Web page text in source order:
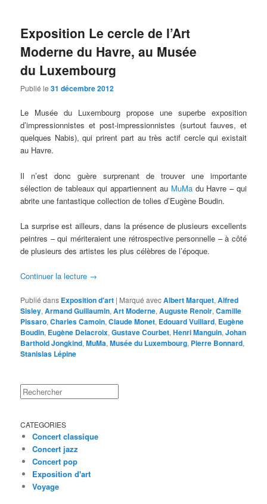
Exposition Le cercle de l’Art
Moderne du Havre, au Musée
du Luxembourg
Publié le31 décembre 2012
Le Musée du Luxembourg propose une superbe exposition
d’impressionnistes et post-impressionnistes (surtout fauves, et
quelques Nabis), qui prirent part au très actif cercle qui existait
au Havre.
Il n’est donc guère surprenant de trouver une importante
sélection de tableaux qui appartiennent au MuMadu Havre – qui
abrite une fantastique collection de tolies d’Eugène Boudin.
La surprise est ailleurs, dans la présence de plusieurs excellents
peintres – qui mériteraient une rétrospective personnelle – à côté
de plusieurs des artistes les plus célèbres de l’époque.
Continuer la lecture →
Publié dans Exposition d'art | Marqué avecAlbert Marquet,Alfred
Sisley,Armand Guillaumin,Art Moderne,Auguste Renoir,Camille
Pissaro,Charles Camoin,Claude Monet, Edouard Vuillard, Eugène
Boudin, Eugène Delacroix,Gustave Courbet,Henri Manguin,Johan
Barthold Jongkind,MuMa,Musée du Luxembourg, Pierre Bonnard,
Stanislas Lépine
Rechercher
CATEGORIES
Concert classique
Concert jazz
Concert pop
Exposition d'art
Voyage